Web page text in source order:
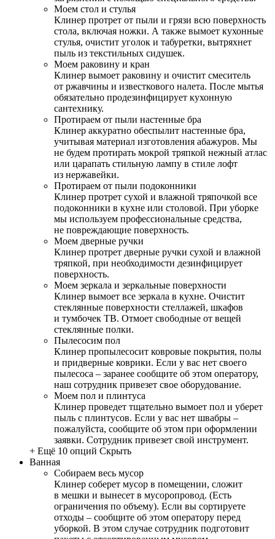
Моем стол и стулья
Клинер протрет от пыли и грязи всю поверхность
стола, включая ножки. А также вымоет кухонные
стулья, очистит уголок и табуретки, вытряхнет
пыль из текстильных сидушек.
Моем раковину и кран
Клинер вымоет раковину и очистит смеситель
от ржавчины и известкового налета. После мытья
обязательно продезинфицирует кухонную
сантехнику.
Протираем от пыли настенные бра
Клинер аккуратно обеспылит настенные бра,
учитывая материал изготовления абажуров. Мы
не будем протирать мокрой тряпкой нежный атлас
или царапать стильную лампу в стиле лофт
из нержавейки.
Протираем от пыли подоконники
Клинер протрет сухой и влажной тряпочкой все
подоконники в кухне или столовой. При уборке
мы используем профессиональные средства,
не повреждающие поверхность.
Моем дверные ручки
Клинер протрет дверные ручки сухой и влажной
тряпкой, при необходимости дезинфицирует
поверхность.
Моем зеркала и зеркальные поверхности
Клинер вымоет все зеркала в кухне. Очистит
стеклянные поверхности стеллажей, шкафов
и тумбочек ТВ. Отмоет свободные от вещей
стеклянные полки.
Пылесосим пол
Клинер пропылесосит ковровые покрытия, полы
и придверные коврики. Если у вас нет своего
пылесоса – заранее сообщите об этом оператору,
наш сотрудник привезет свое оборудование.
Моем пол и плинтуса
Клинер проведет тщательно вымоет пол и уберет
пыль с плинтусов. Если у вас нет швабры –
пожалуйста, сообщите об этом при оформлении
заявки. Сотрудник привезет свой инструмент.
+ Ещё 10 опций Скрыть
Ванная
Собираем весь мусор
Клинер соберет мусор в помещении, сложит
в мешки и вынесет в мусоропровод. (Есть
ограничения по объему). Если вы сортируете
отходы – сообщите об этом оператору перед
уборкой. В этом случае сотрудник подготовит